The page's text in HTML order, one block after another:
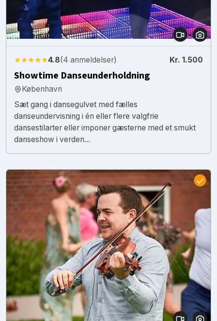
★★★★★4.8(4 anmeldelser) Kr. 1.500
Showtime Danseunderholdning
København
Sæt gang i dansegulvet med fælles
danseundervisning i én eller flere valgfrie
dansestilarter eller imponer gæsterne med et smukt
danseshow i verden...